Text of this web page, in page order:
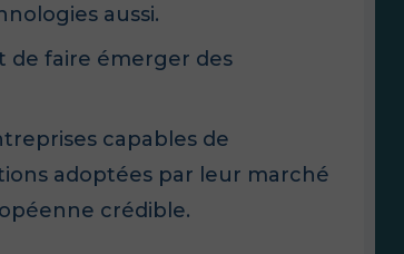
aussi.
de faire émerger des
capables de
adoptées par leur marché
crédible.